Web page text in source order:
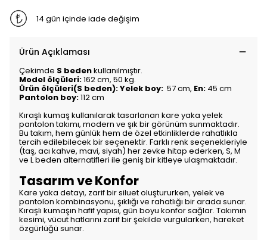
14 gün içinde iade değişim
Ürün Açıklaması
Çekimde S bedenkullanılmıştır.
Model ölçüleri:162 cm, 50 kg.
Ürün ölçüleri(S beden): Yelek boy: 57 cm, En: 45 cm
Pantolon boy:112 cm
Kıraşlı kumaş kullanılarak tasarlanan kare yaka yelek
pantolon takımı, modern ve şık bir görünüm sunmaktadır.
Bu takım, hem günlük hem de özel etkinliklerde rahatlıkla
tercih edilebilecek bir seçenektir. Farklı renk seçenekleriyle
(taş, acı kahve, mavi, siyah) her zevke hitap ederken, S, M
ve L beden alternatifleri ile geniş bir kitleye ulaşmaktadır.
Tasarım ve Konfor
Kare yaka detayı, zarif bir siluet oluştururken, yelek ve
pantolon kombinasyonu, şıklığı ve rahatlığı bir arada sunar.
Kıraşlı kumaşın hafif yapısı, gün boyu konfor sağlar. Takımın
kesimi, vücut hatlarını zarif bir şekilde vurgularken, hareket
özgürlüğü sunar.